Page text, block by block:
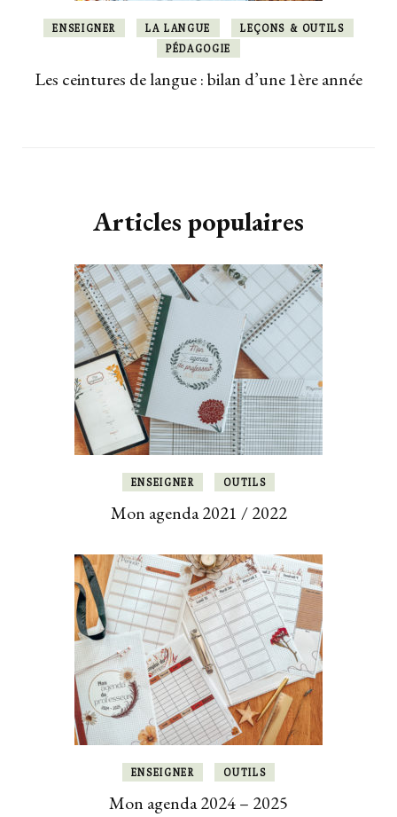
ENSEIGNER LA LANGUE
LEÇONS & OUTILS
PÉDAGOGIE
Les ceintures de langue : bilan d’une 1ère année
Articles populaires
ENSEIGNER OUTILS
Mon agenda 2021 / 2022
ENSEIGNER OUTILS
Mon agenda 2024 – 2025